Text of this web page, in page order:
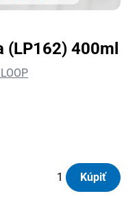
(LP162) 400ml
Kúpiť